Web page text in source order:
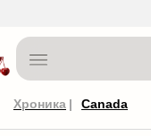
Хроника Canada
|